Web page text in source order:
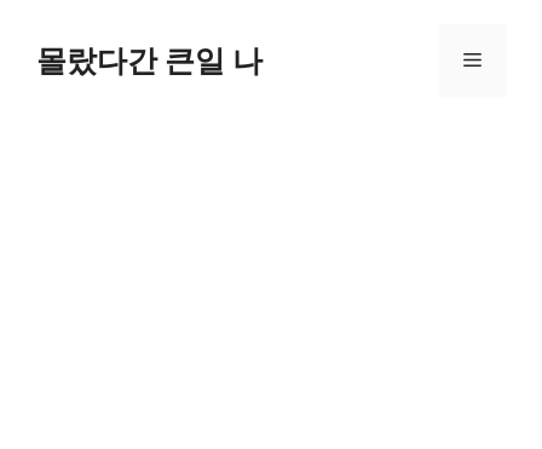
몰랐다간 큰일 나 메